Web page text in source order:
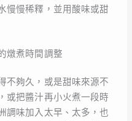
慢慢稀釋，並用酸味或甜
燉煮時間調整
不夠久，或是甜味來源不
或把醬汁再小火煮一段時
調味加入太早、太多，也